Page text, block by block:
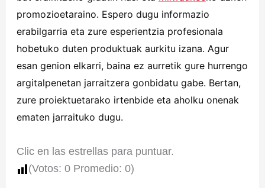
promozioetaraino. Espero dugu informazio
erabilgarria eta zure esperientzia profesionala
hobetuko duten produktuak aurkitu izana. Agur
esan genion elkarri, baina ez aurretik gure hurrengo
argitalpenetan jarraitzera gonbidatu gabe. Bertan,
zure proiektuetarako irtenbide eta aholku onenak
ematen jarraituko dugu.
Clic en las estrellas para puntuar.
(Votos: 0Promedio: 0)